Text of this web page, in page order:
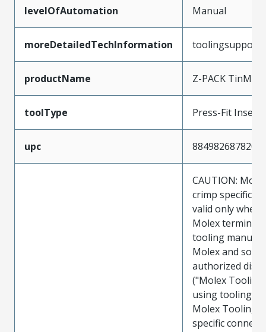
levelOfAutomation Manual
moreDetailedTechInformation
productName Z-PACK TinMan
toolType Press-Fit
upc 884982687820
CAUTION:
crimp
valid only when
Molex
tooling
Molex and sold
authorized
("Molex
using tooling
Molex Tooling
specific